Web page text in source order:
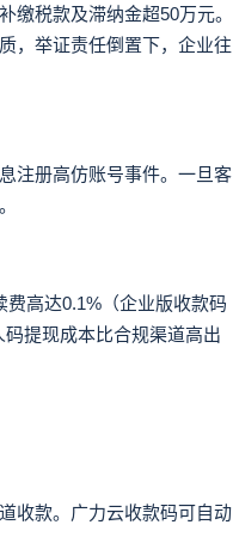
税款及滞纳金超50万元。
，举证责任倒置下，企业往
注册高仿账号事件。一旦客
高达0.1%（企业版收款码
提现成本比合规渠道高出
收款。广力云收款码可自动